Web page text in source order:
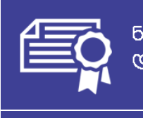
პედაგოგიური საბჭო
დირექტორი